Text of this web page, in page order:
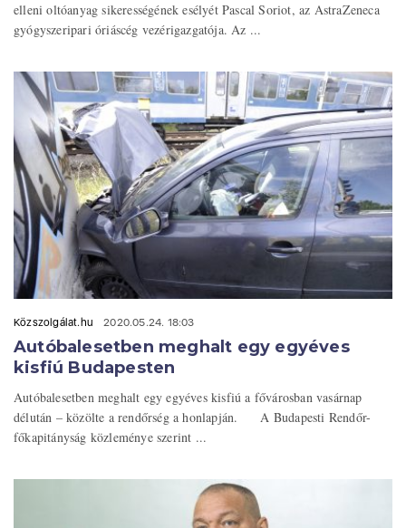
elleni oltóanyag sikerességének esélyét Pascal Soriot, az AstraZeneca
gyógyszeripari óriáscég vezérigazgatója. Az ...
Közszolgálat.hu 2020.05.24. 18:03
Autóbalesetben meghalt egy egyéves
kisfiú Budapesten
Autóbalesetben meghalt egy egyéves kisfiú a fővárosban vasárnap
délután – közölte a rendőrség a honlapján. A Budapesti Rendőr-
főkapitányság közleménye szerint ...